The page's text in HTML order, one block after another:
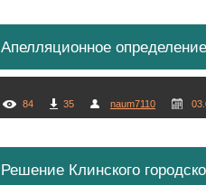
Апелляционное
84 35 naum7110
Решение Клинского